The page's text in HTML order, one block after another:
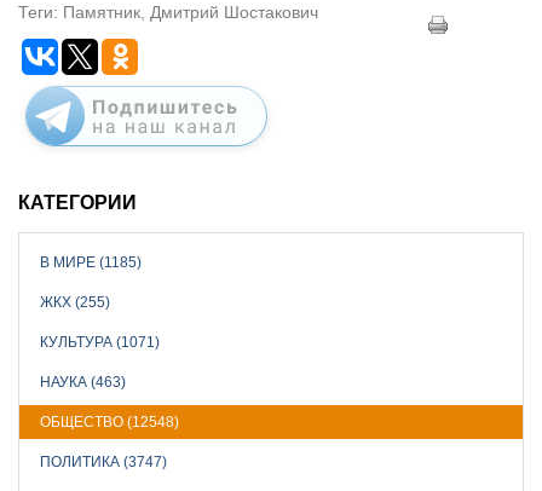
Теги: Памятник, Дмитрий Шостакович
КАТЕГОРИИ
В МИРЕ (1185)
ЖКХ (255)
КУЛЬТУРА (1071)
НАУКА (463)
ОБЩЕСТВО (12548)
ПОЛИТИКА (3747)